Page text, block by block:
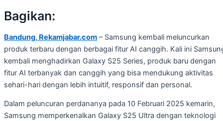
Bagikan:
Bandung, Rekamjabar.com – Samsung kembali meluncurkan
produk terbaru dengan berbagai fitur AI canggih. Kali ini
kembali menghadirkan Galaxy S25 Series, produk baru dengan
fitur AI terbanyak dan canggih yang bisa mendukung aktivitas
sehari-hari dengan lebih intuitif, responsif dan personal.
Dalam peluncuran perdananya pada 10 Februari 2025 kemarin,
Samsung memperkenalkan Galaxy S25 Ultra dengan teknologi